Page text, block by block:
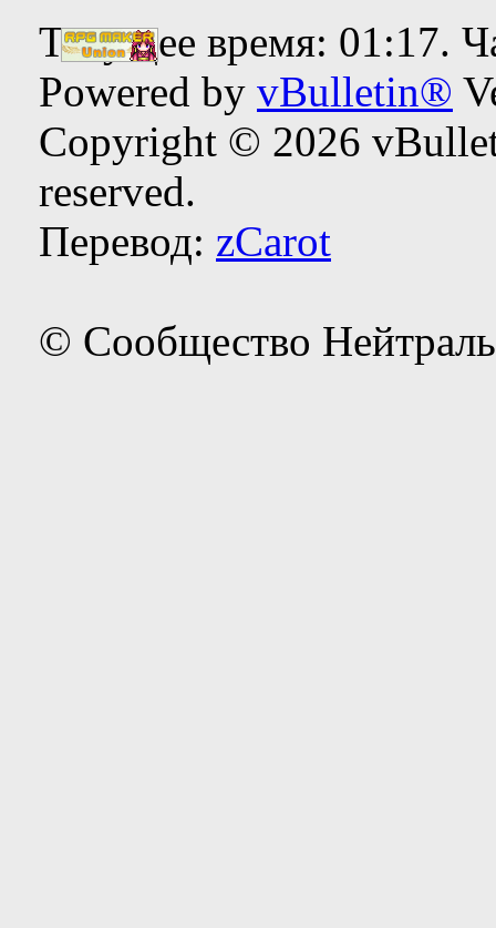
Текущее время: 01:17.
Powered by vBulletin®
Copyright © 2026
reserved.
Перевод: zCarot
© Сообщество